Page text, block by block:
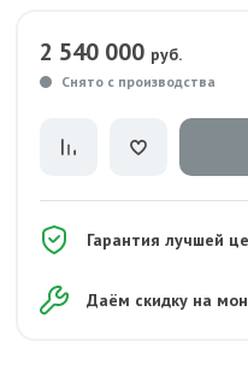
2 540 000 руб.
Снято с производства
Гарантия лучшей
Даём скидку на